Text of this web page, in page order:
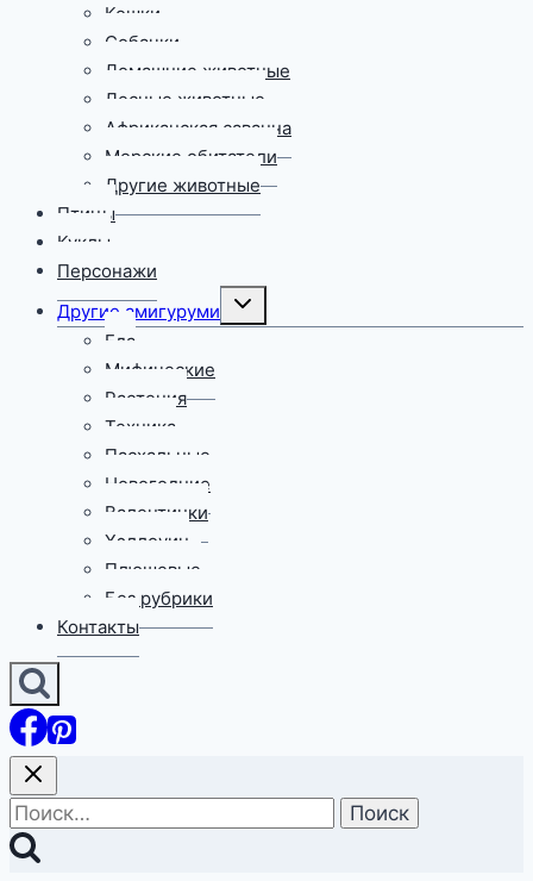
Кошки
Собачки
Домашние животные
Лесные животные
Африканская саванна
Морские обитатели
Другие животные
Птицы
Куклы
Персонажи
Другие амигуруми
Переключить
дочернее
меню
Еда
Мифические
Растения
Техника
Пасхальные
Новогодние
Валентинки
Хэллоуин
Плюшевые
Без рубрики
Контакты
Найти: